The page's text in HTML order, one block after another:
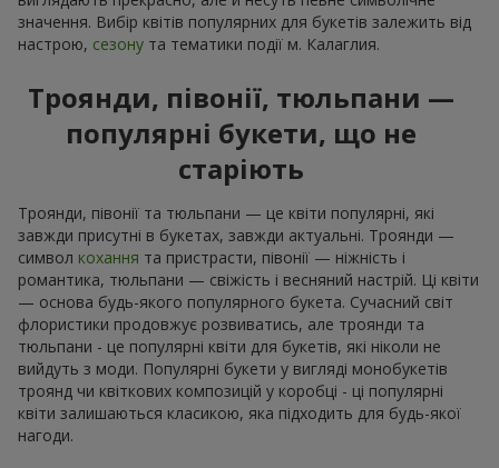
значення. Вибір квітів популярних для букетів залежить від
настрою, сезону та тематики події м. Калаглия.
Троянди, півонії, тюльпани —
популярні букети, що не
старіють
Троянди, півонії та тюльпани — це квіти популярні, які
завжди присутні в букетах, завжди актуальні. Троянди —
символ кохання та пристрасти, півонії — ніжність і
романтика, тюльпани — свіжість і весняний настрій. Ці квіти
— основа будь-якого популярного букета. Сучасний світ
флористики продовжує розвиватись, але троянди та
тюльпани - це популярні квіти для букетів, які ніколи не
вийдуть з моди. Популярні букети у вигляді монобукетів
троянд чи квіткових композицій у коробці - ці популярні
квіти залишаються класикою, яка підходить для будь-якої
нагоди.